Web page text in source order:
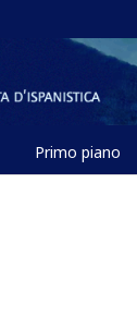
Primo piano